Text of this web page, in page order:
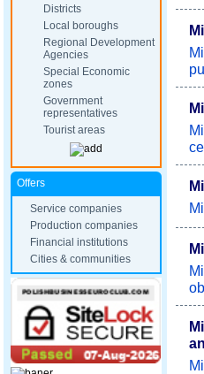
Districts
Local boroughs
Regional Development
Agencies
Special Economic
zones
Government
representatives
Tourist areas
Offers
Service companies
Production companies
Financial institutions
Cities & communities